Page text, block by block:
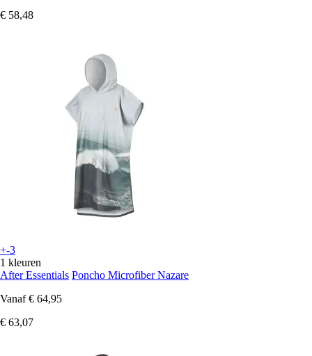
€ 58,48
+-3
1 kleuren
After Essentials Poncho Microfiber Nazare
Vanaf € 64,95
€ 63,07